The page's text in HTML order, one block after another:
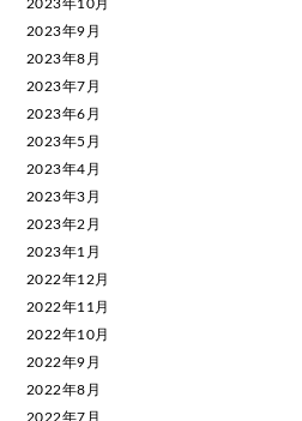
2023年10月
2023年9月
2023年8月
2023年7月
2023年6月
2023年5月
2023年4月
2023年3月
2023年2月
2023年1月
2022年12月
2022年11月
2022年10月
2022年9月
2022年8月
2022年7月